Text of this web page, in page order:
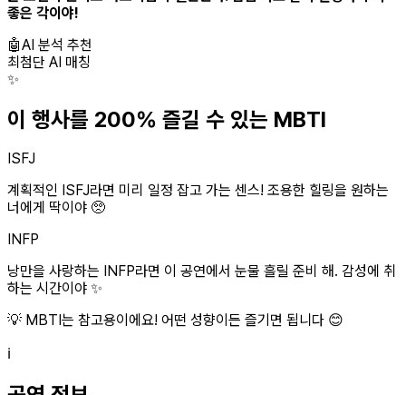
좋은 각이야!
🤖AI 분석 추천
최첨단 AI 매칭
✨
이 행사를 200% 즐길 수 있는 MBTI
ISFJ
계획적인 ISFJ라면 미리 일정 잡고 가는 센스! 조용한 힐링을 원하는
너에게 딱이야 🥺
INFP
낭만을 사랑하는 INFP라면 이 공연에서 눈물 흘릴 준비 해. 감성에 취
하는 시간이야 ✨
💡 MBTI는 참고용이에요! 어떤 성향이든 즐기면 됩니다 😊
ℹ️